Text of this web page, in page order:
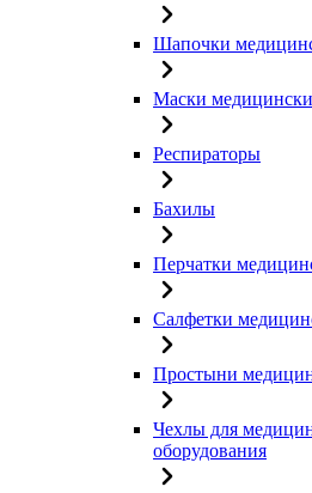
Шапочки
Маски
Респираторы
Бахилы
Перчатки
Салфетки
Простыни
Чехлы для
оборудования